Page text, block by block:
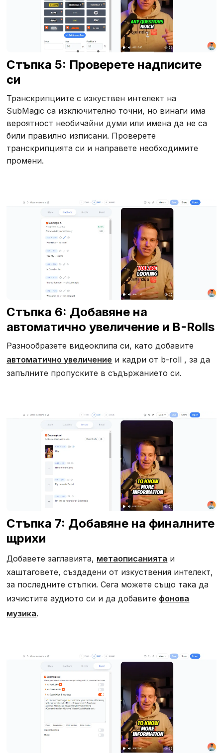
Стъпка 5: Проверете надписите
си
Транскрипциите с изкуствен интелект на
SubMagic са изключително точни, но винаги има
вероятност необичайни думи или имена да не са
били правилно изписани. Проверете
транскрипцията си и направете необходимите
промени.
Стъпка 6: Добавяне на
автоматично увеличение и B-Rolls
Разнообразете видеоклипа си, като добавите
автоматично увеличение и кадри от b-roll , за да
запълните пропуските в съдържанието си.
Стъпка 7: Добавяне на финалните
щрихи
Добавете заглавията, метаописанията и
хаштаговете, създадени от изкуствения интелект,
за последните стъпки. Сега можете също така да
изчистите аудиото си и да добавите фонова
музика.